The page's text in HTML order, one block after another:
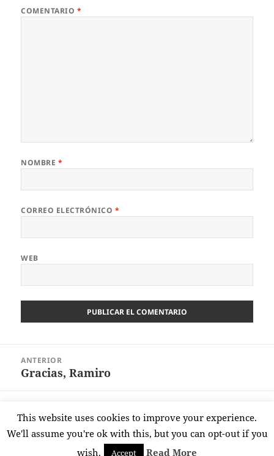
COMENTARIO *
NOMBRE *
CORREO ELECTRÓNICO *
WEB
entradas
ANTERIOR
Entrada
Gracias, Ramiro
Entrada
siguiente:
Baiona, un paso atrás
Funciona gracias a WordPress
This website uses cookies to improve your experience.
We'll assume you're ok with this, but you can opt-out if you
wish.
Accept Read More